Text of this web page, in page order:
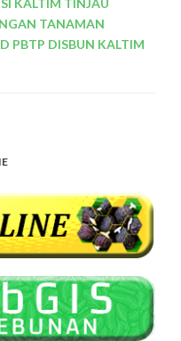
KALTIM TINJAU
TANAMAN
PBTP DISBUN KALTIM